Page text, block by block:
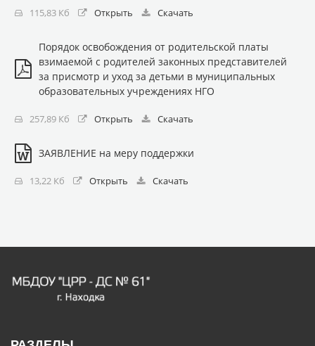
115,83 Кб Открыть Скачать
Порядок освобождения от родительской платы
взимаемой с родителей законных представителей
за присмотр и уход за детьми в муниципальных
образовательных учреждениях НГО
257,89 Кб Открыть Скачать
ЗАЯВЛЕНИЕ на меру поддержки
13,22 Кб Открыть Скачать